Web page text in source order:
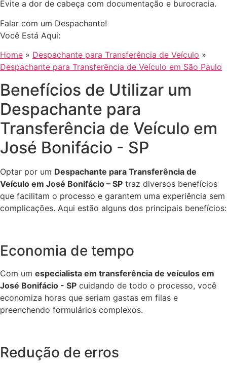
Evite a dor de cabeça com documentação e burocracia.
Falar com um Despachante!
Você Está Aqui:
Home » Despachante para Transferência de Veículo »
Despachante para Transferência de Veículo em São Paulo
Benefícios de Utilizar um
Despachante para
Transferência de Veículo em
José Bonifácio - SP
Optar por um Despachante para Transferência de
Veículo em José Bonifácio – SP traz diversos benefícios
que facilitam o processo e garantem uma experiência sem
complicações. Aqui estão alguns dos principais benefícios:
Economia de tempo
Com um especialista em transferência de veículos em
José Bonifácio - SP cuidando de todo o processo, você
economiza horas que seriam gastas em filas e
preenchendo formulários complexos.
Redução de erros